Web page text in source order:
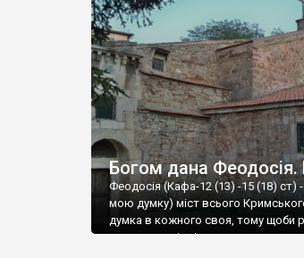
Богом дана Феодосія.
Феодосія (Кафа-12 (13) -15 (18) ст) -
мою думку) міст всього
думка в кожного своя, тому щоби
запрошую відвідати це